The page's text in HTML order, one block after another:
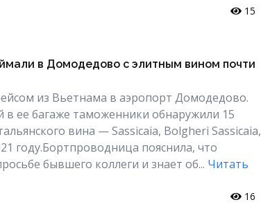
15
в Домодедово с элитным вином почти
из Вьетнама в аэропорт Домодедово.
ее багаже таможенники обнаружили 15
вина — Sassicaia, Bolgheri Sassicaia,
году.Бортпроводница пояснила, что
бывшего коллеги и знает об... Читать
16